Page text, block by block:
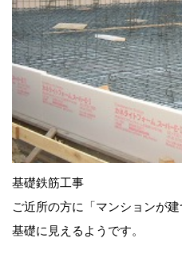
基礎鉄筋工事
ご近所の方に「マンションが
基礎に見えるようです。